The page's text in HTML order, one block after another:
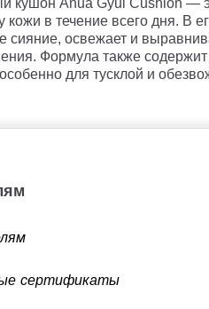
кушон Anua Gyul Cushion —
в течение всего дня. В
освежает и
Формула также
для тусклой и
сертификаты